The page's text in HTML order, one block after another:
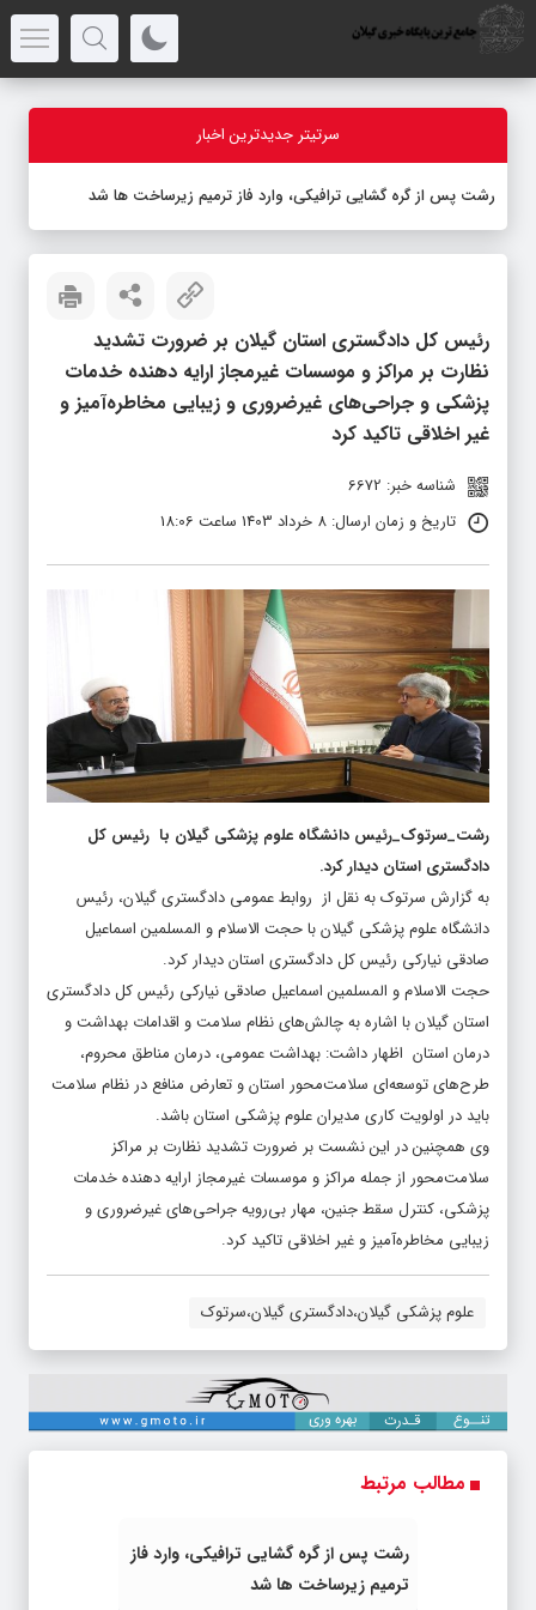
سرتیتر جدیدترین اخبار
رشت پس از گره گشایی ترافیکی، وارد فاز ترمیم زیرساخت ها شد
رئیس کل دادگستری استان گیلان بر ضرورت تشدید
نظارت بر مراکز و موسسات غیرمجاز ارایه دهنده خدمات
پزشکی و جراحی‌های غیرضروری و زیبایی مخاطره‌آمیز و
غیر اخلاقی تاکید کرد
شناسه خبر: 6672
تاریخ و زمان ارسال: 8 خرداد 1403 ساعت 18:06
رشت_سرتوک_رئیس دانشگاه علوم پزشکی گیلان با رئیس کل
دادگستری استان دیدار کرد.
به گزارش سرتوک به نقل از روابط عمومی دادگستری گیلان، رئیس
دانشگاه علوم پزشکی گیلان با حجت الاسلام و المسلمین اسماعیل
صادقی نیارکی رئیس کل دادگستری استان دیدار کرد.
حجت الاسلام و المسلمین اسماعیل صادقی نیارکی رئیس کل دادگستری
استان گیلان با اشاره به چالش‌های نظام سلامت و اقدامات بهداشت و
درمان استان اظهار داشت: بهداشت عمومی، درمان مناطق محروم،
طرح‌های توسعه‌ای سلامت‌محور استان و تعارض منافع در نظام سلامت
باید در اولویت کاری مدیران علوم پزشکی استان باشد.
وی همچنین در این نشست بر ضرورت تشدید نظارت بر مراکز
سلامت‌محور از جمله مراکز و موسسات غیرمجاز ارایه دهنده خدمات
پزشکی، کنترل سقط جنین، مهار بی‌رویه جراحی‌های غیرضروری و
زیبایی مخاطره‌آمیز و غیر اخلاقی تاکید کرد.
علوم پزشکی گیلان،دادگستری گیلان،سرتوک
مطالب مرتبط
رشت پس از گره گشایی ترافیکی، وارد فاز
ترمیم زیرساخت ها شد